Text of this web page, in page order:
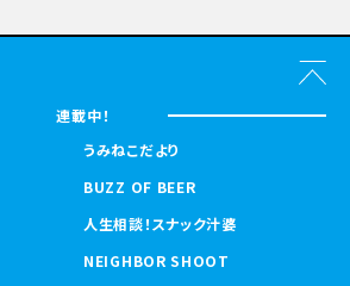
連載中！
うみねこだより
BUZZ OF BEER
人生相談！スナック汁婆
NEIGHBOR SHOOT